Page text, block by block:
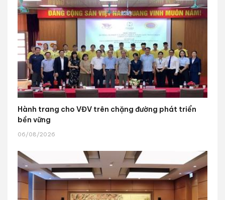
Hành trang cho VĐV trên chặng đường phát triển
bền vững
06/08/2026